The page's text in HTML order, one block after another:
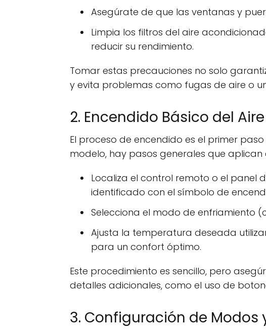
Asegúrate de que las ventanas y
Limpia los filtros del aire
reducir su rendimiento.
Tomar estas precauciones no solo
y evita problemas como fugas de aire o
2. Encendido Básico del
El proceso de encendido es el primer
modelo, hay pasos generales que
Localiza el control remoto o el panel
identificado con el símbolo de
Selecciona el modo de enfriamiento
Ajusta la temperatura deseada
para un confort óptimo.
Este procedimiento es sencillo, pero
detalles adicionales, como el uso de
3. Configuración de Modos